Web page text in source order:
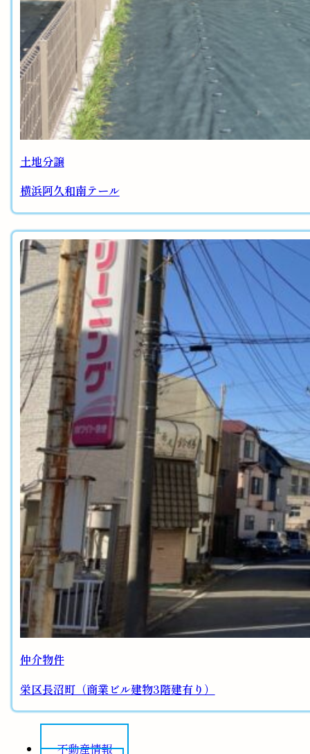
土地分譲
横浜阿久和南テール
仲介物件
栄区長沼町（商業ビル建物3階建有り）
不動産情報